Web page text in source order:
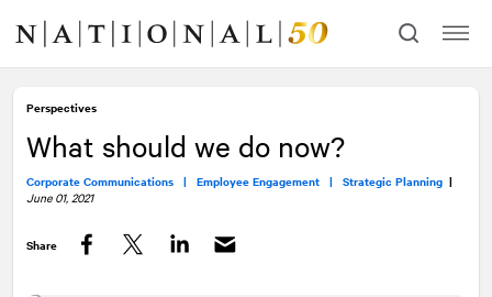
content
navigation
Perspectives
What should we do now?
Corporate Communications | Employee Engagement | Strategic Planning |
June 01, 2021
Share